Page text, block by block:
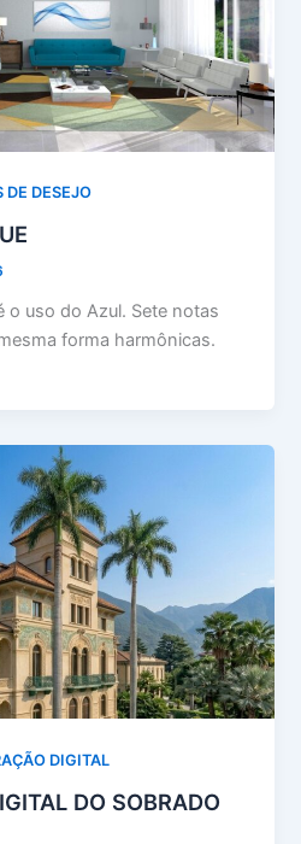
DE DESEJO
o uso do Azul. Sete notas
forma harmônicas.
DIGITAL
DO SOBRADO